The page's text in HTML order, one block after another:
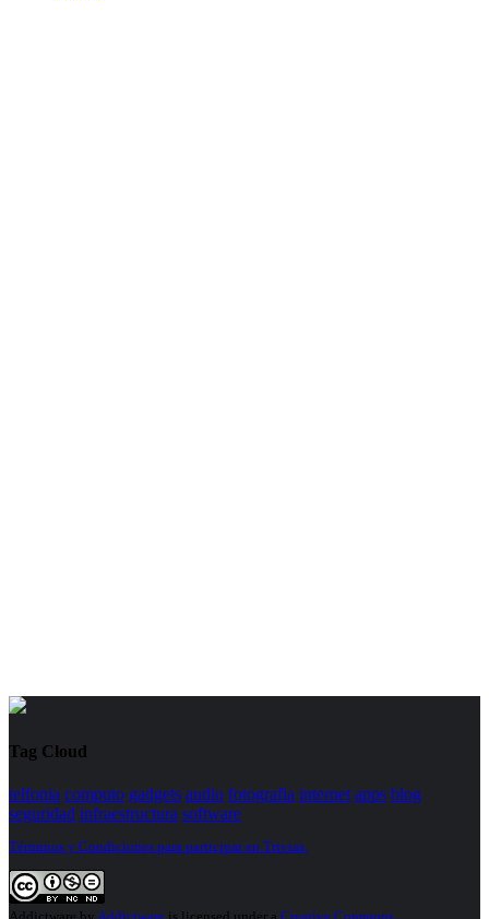
Tag Cloud
telfonia computo gadgets audio fotografia internet apps blog
seguridad infraestructura software
Términos y Condiciones para participar en Trivias.